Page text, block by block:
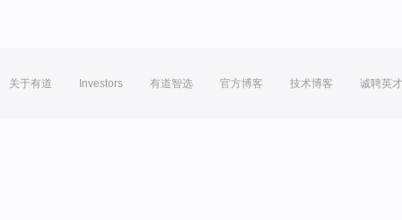
关于有道 Investors 有道智选 官方博客 技术博客 诚聘英才